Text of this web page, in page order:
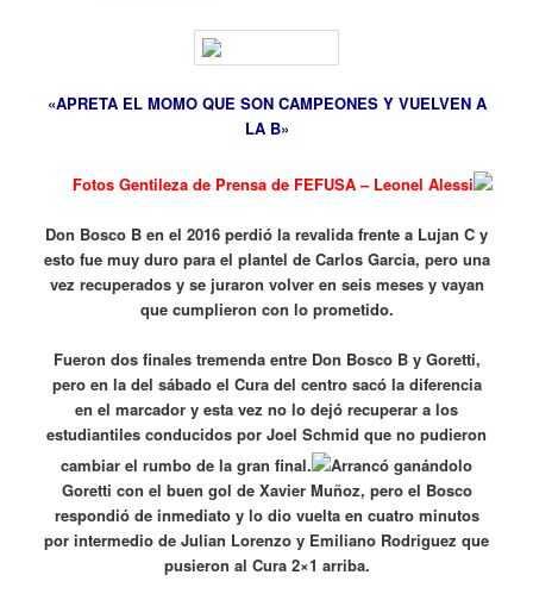
«APRETA EL MOMO QUE SON CAMPEONES Y VUELVEN A
LA B»
Fotos Gentileza de Prensa de FEFUSA – Leonel Alessi
Don Bosco B en el 2016 perdió la revalida frente a Lujan C y
esto fue muy duro para el plantel de Carlos Garcia, pero una
vez recuperados y se juraron volver en seis meses y vayan
que cumplieron con lo prometido.
Fueron dos finales tremenda entre Don Bosco B y Goretti,
pero en la del sábado el Cura del centro sacó la diferencia
en el marcador y esta vez no lo dejó recuperar a los
estudiantiles conducidos por Joel Schmid que no pudieron
cambiar el rumbo de la gran final.
Arrancó ganándolo
Goretti con el buen gol de Xavier Muñoz, pero el Bosco
respondió de inmediato y lo dio vuelta en cuatro minutos
por intermedio de Julian Lorenzo y Emiliano Rodriguez que
pusieron al Cura 2×1 arriba.